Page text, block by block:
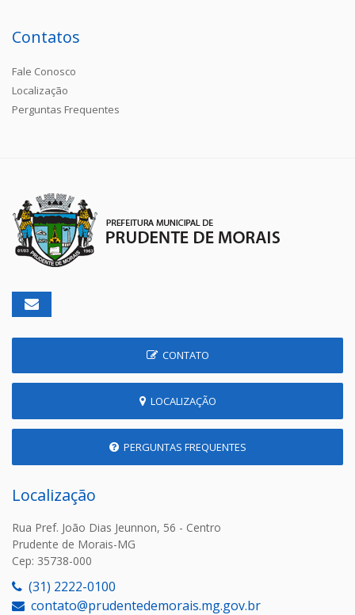
Contatos
Fale Conosco
Localização
Perguntas Frequentes
CONTATO
LOCALIZAÇÃO
PERGUNTAS FREQUENTES
Localização
Rua Pref. João Dias Jeunnon, 56 - Centro
Prudente de Morais-MG
Cep: 35738-000
(31) 2222-0100
contato@prudentedemorais.mg.gov.br